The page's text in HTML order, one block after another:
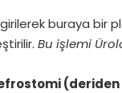
buraya bir
Bu işlemi